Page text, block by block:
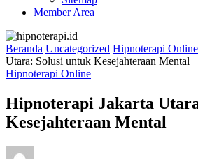
Member Area
Beranda Uncategorized Hipnoterapi Online
Utara: Solusi untuk Kesejahteraan Mental
Hipnoterapi Online
Hipnoterapi Jakarta
Kesejahteraan Mental